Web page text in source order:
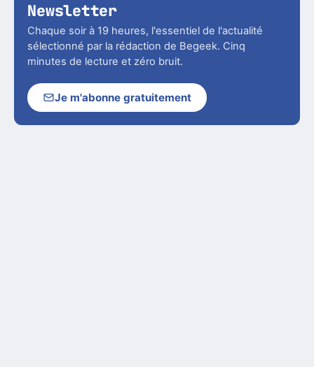
Newsletter
Chaque soir à 19 heures, l'essentiel de l'actualité
sélectionné par la rédaction de Begeek. Cinq
minutes de lecture et zéro bruit.
Je m'abonne gratuitement